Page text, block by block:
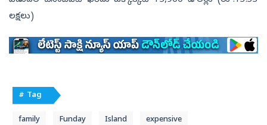
లక్షలు)
# Tag
family Funday Island expensive